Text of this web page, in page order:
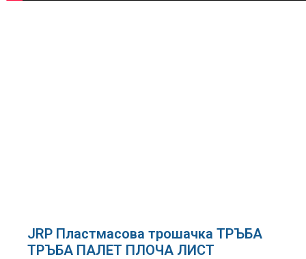
JRP Пластмасова трошачка ТРЪБА
ТРЪБА ПАЛЕТ ПЛОЧА ЛИСТ